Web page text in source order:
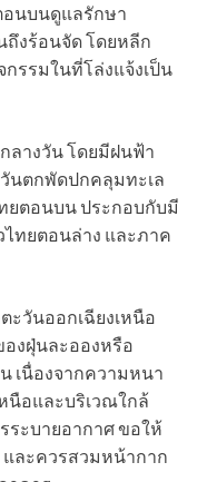
อนบนดูแลรักษา
งร้อนจัด โดยหลีก
รรมในที่โล่งแจ้งเป็น
ลางวัน โดยมีฝนฟ้า
นตกพัดปกคลุมทะเล
ยตอนบน ประกอบกับมี
ทยตอนล่าง และภาค
ะวันออกเฉียงเหนือ
งฝุ่นละอองหรือ
เนื่องจากความหนา
นือและบริเวณใกล้
ระบายอากาศ ขอให้
และควรสวมหน้ากาก